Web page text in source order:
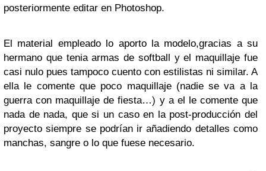
posteriormente editar en Photoshop.
El material empleado lo aporto la modelo,gracias a su
hermano que tenia armas de softball y el maquillaje fue
casi nulo pues tampoco cuento con estilistas ni similar. A
ella le comente que poco maquillaje (nadie se va a la
guerra con maquillaje de fiesta…) y a el le comente que
nada de nada, que si un caso en la post-producción del
proyecto siempre se podrían ir añadiendo detalles como
manchas, sangre o lo que fuese necesario.